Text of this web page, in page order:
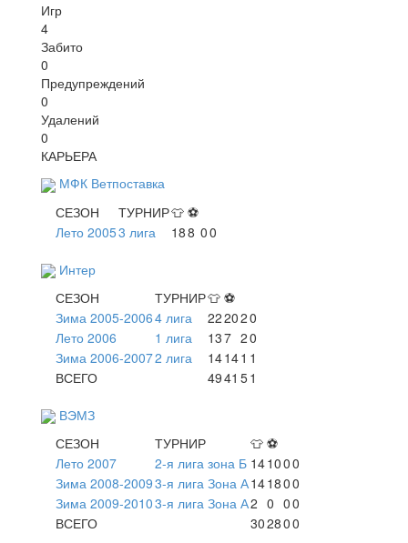
Игр
4
Забито
0
Предупреждений
0
Удалений
0
КАРЬЕРА
МФК Ветпоставка
СЕЗОН
ТУРНИР👕 ⚽
Лето 20053 лига 188 00
Интер
СЕЗОН
ТУРНИР👕 ⚽
Зима 2005-20064 лига 222020
Лето 2006
1 лига 137 20
Зима 2006-20072 лига 14141 1
ВСЕГО
4941 51
ВЭМЗ
СЕЗОН
ТУРНИР 👕 ⚽
Лето 2007
2-я лига зона Б 141000
Зима 2008-20093-я лига Зона А141800
Зима 2009-20103-я лига Зона А2 0 00
ВСЕГО
302800